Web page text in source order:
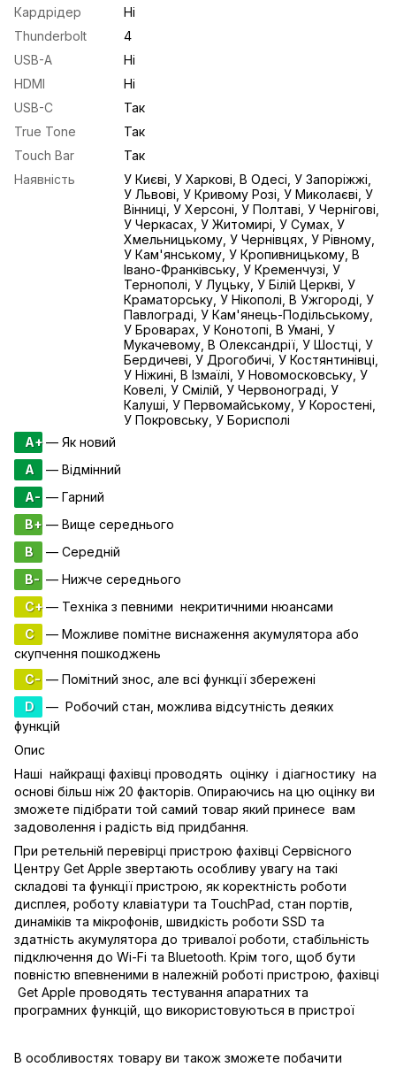
Кардрідер
Ні
Thunderbolt
4
USB-A
Ні
HDMI
Ні
USB-С
Так
True Tone
Так
Touch Bar
Так
Наявність
У Києві, У Харкові, В Одесі, У Запоріжжі,
У Львові, У Кривому Розі, У Миколаєві, У
Вінниці, У Херсоні, У Полтаві, У Чернігові,
У Черкасах, У Житомирі, У Сумах, У
Хмельницькому, У Чернівцях, У Рівному,
У Кам'янському, У Кропивницькому, В
Івано-Франківську, У Кременчузі, У
Тернополі, У Луцьку, У Білій Церкві, У
Краматорську, У Нікополі, В Ужгороді, У
Павлограді, У Кам'янець-Подільському,
У Броварах, У Конотопі, В Умані, У
Мукачевому, В Олександрії, У Шостці, У
Бердичеві, У Дрогобичі, У Костянтинівці,
У Ніжині, В Ізмаїлі, У Новомосковську, У
Ковелі, У Смілій, У Червонограді, У
Калуші, У Первомайському, У Коростені,
У Покровську, У Борисполі
A+— Як новий
A
— Відмінний
A- — Гарний
B+ — Вище середнього
B
— Середній
B- — Нижче середнього
C+— Техніка з певними некритичними нюансами
C
— Можливе помітне виснаження акумулятора або
скупчення пошкоджень
C- — Помітний знос, але всі функції збережені
D
— Робочий стан, можлива відсутність деяких
функцій
Опис
Наші найкращі фахівці проводять оцінку і діагностику на
основі більш ніж 20 факторів. Опираючись на цю оцінку ви
зможете підібрати той самий товар який принесе вам
задоволення і радість від придбання.
При ретельній перевірці пристрою фахівці Сервісного
Центру Get Apple звертають особливу увагу на такі
складові та функції пристрою, як коректність роботи
дисплея, роботу клавіатури та TouchPad, стан портів,
динаміків та мікрофонів, швидкість роботи SSD та
здатність акумулятора до тривалої роботи, стабільність
підключення до Wi-Fi та Bluetooth. Крім того, щоб бути
повністю впевненими в належній роботі пристрою, фахівці
Get Apple проводять тестування апаратних та
програмних функцій, що використовуються в пристрої
В особливостях товару ви також зможете побачити